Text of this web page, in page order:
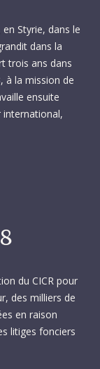
Styrie, dans le
dans la
trois ans dans
à la mission de
ensuite
à
au service
et du
Emmerich
Sociétés de
dans le nord-
technicien au
du CICR pour
des milliers de
en raison
litiges fonciers